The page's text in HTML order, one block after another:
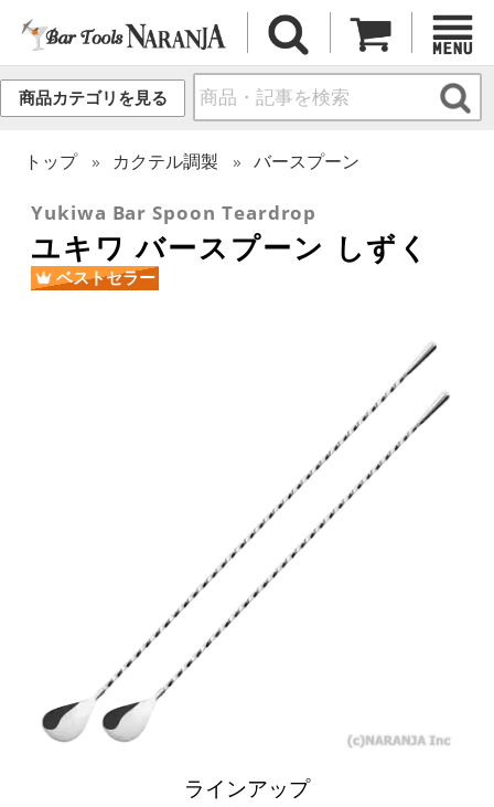
商品カテゴリを見る
トップ カクテル調製 バースプーン
Yukiwa Bar Spoon Teardrop
ユキワ バースプーン しずく
ベストセラー
ラインアップ